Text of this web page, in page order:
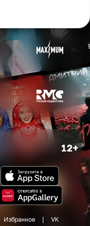
12+
Избранное VK